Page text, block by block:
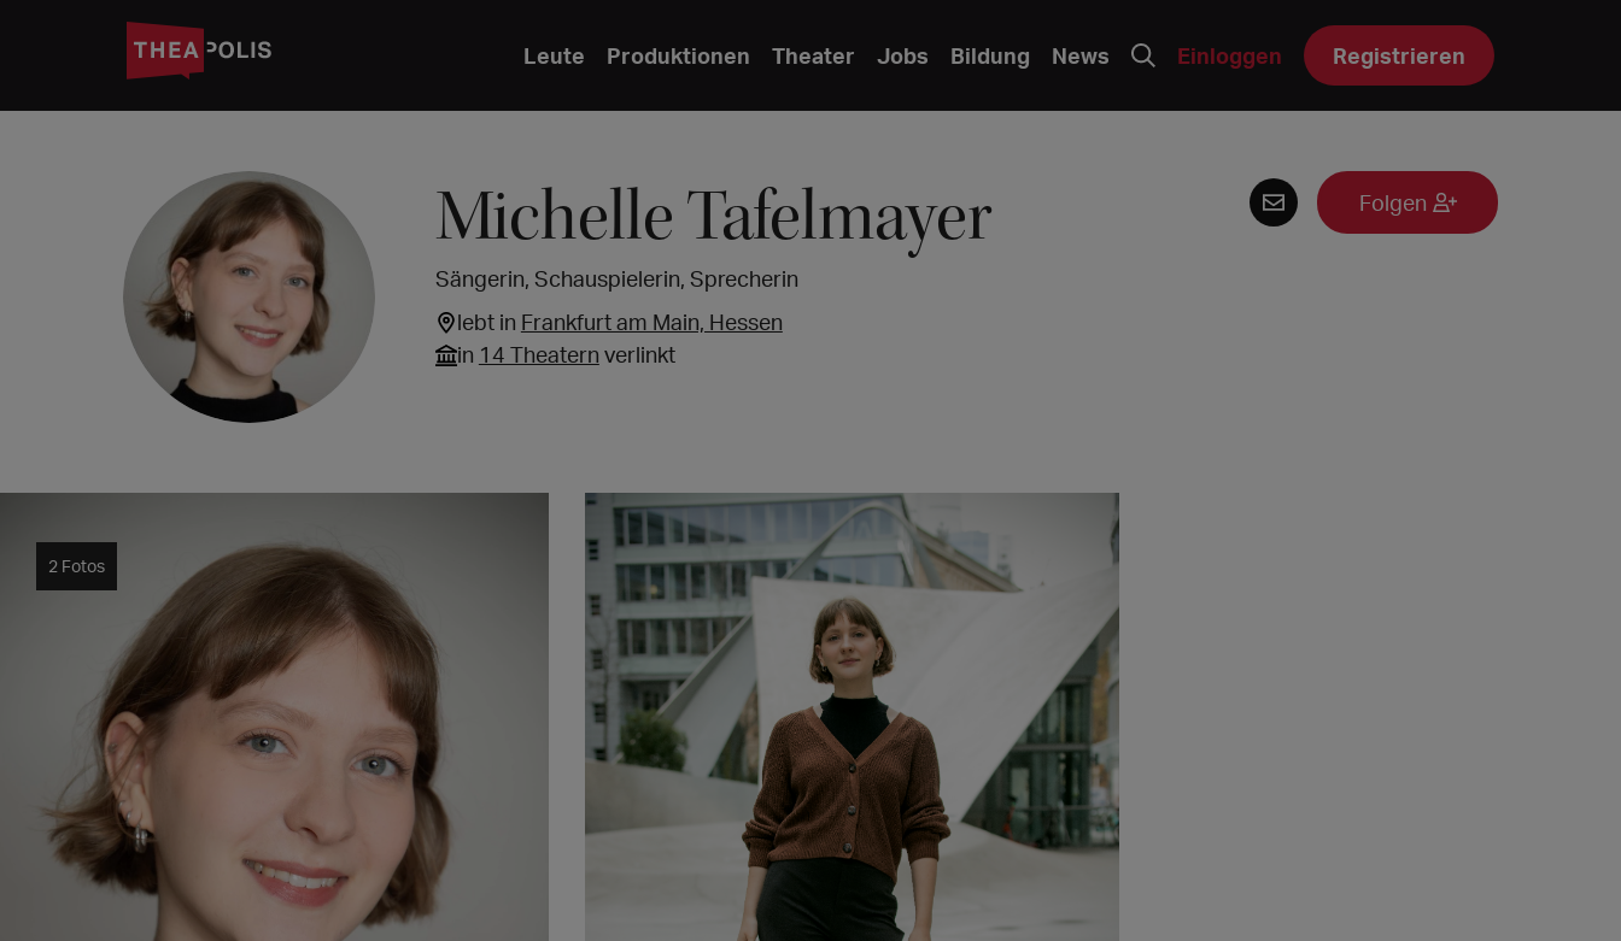
Leute Produktionen Theater Jobs Bildung News Einloggen Registrieren
Michelle Tafelmayer
Sängerin, Schauspielerin, Sprecherin
lebt in Frankfurt am Main, Hessen
in 14 Theatern verlinkt
Folgen
2 Fotos